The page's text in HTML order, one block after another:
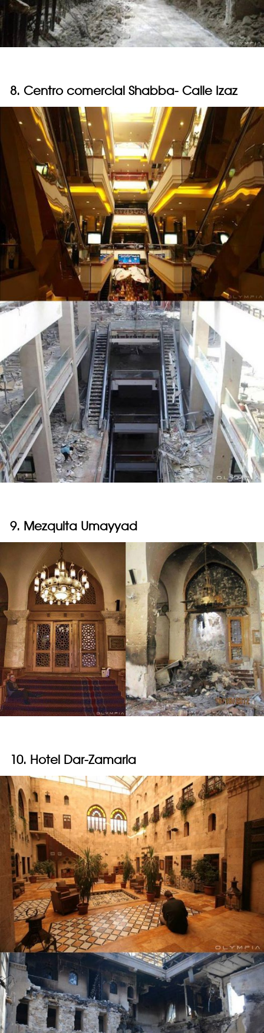
8. Centro comercial Shabba- Calle Izaz
9. Mezquita Umayyad
10. Hotel Dar-Zamaria